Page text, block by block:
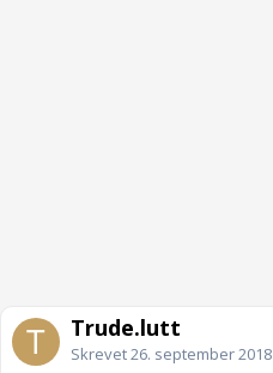
Trude.lutt
Skrevet26. september 2018